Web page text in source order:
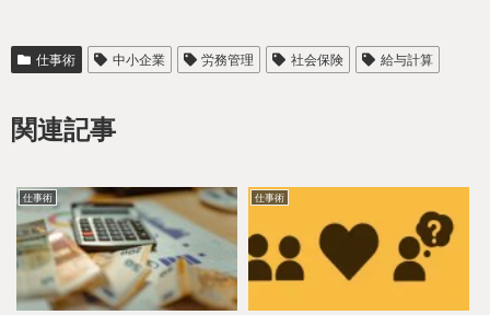
仕事術 中小企業 労務管理 社会保険 給与計算
関連記事
仕事術 仕事術